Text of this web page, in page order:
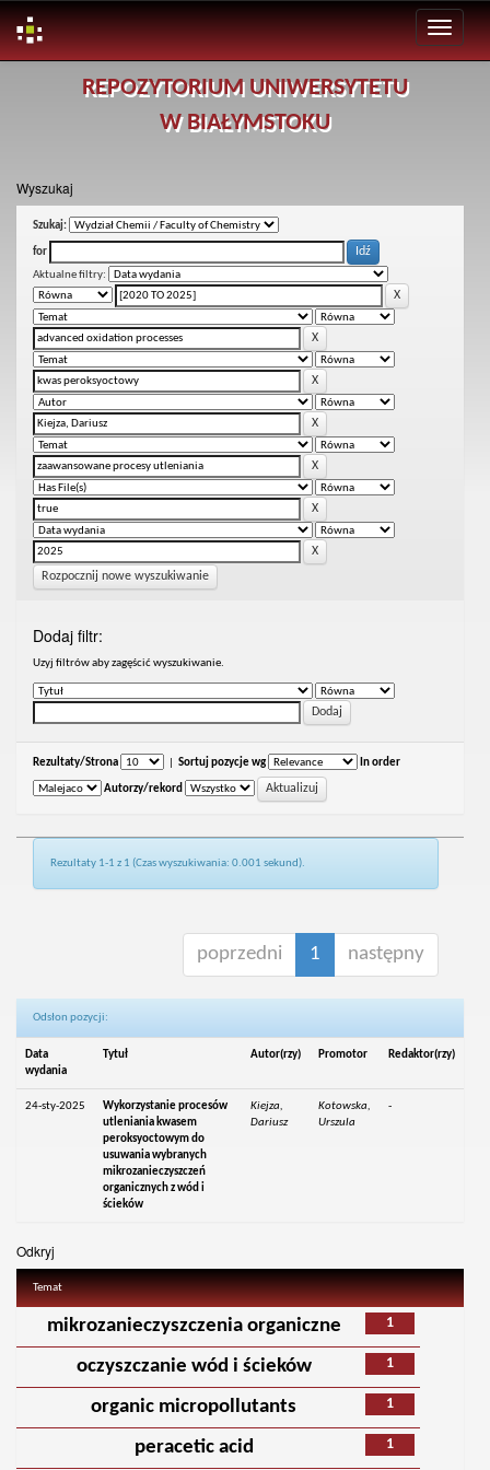
REPOZYTORIUM UNIWERSYTETU
W BIAŁYMSTOKU
Wyszukaj
Szukaj:
for
Aktualne filtry:
Rozpocznij nowe wyszukiwanie
Dodaj filtr:
Uzyj filtrów aby zagęścić wyszukiwanie.
Rezultaty/Strona Sortuj pozycje wg In order
Autorzy/rekord
Rezultaty 1-1 z 1 (Czas wyszukiwania: 0.001 sekund).
poprzedni 1 następny
Odsłon pozycji:
Data
wydania
Tytuł Autor(rzy) Promotor Redaktor(rzy)
24-sty-2025
Wykorzystanie procesów
utleniania kwasem
peroksyoctowym do
usuwania wybranych
mikrozanieczyszczeń
organicznych z wód i
ścieków
Kiejza,
Dariusz
Kotowska,
Urszula
-
Odkryj
Temat
1
mikrozanieczyszczenia organiczne
1
oczyszczanie wód i ścieków
1
organic micropollutants
1
peracetic acid